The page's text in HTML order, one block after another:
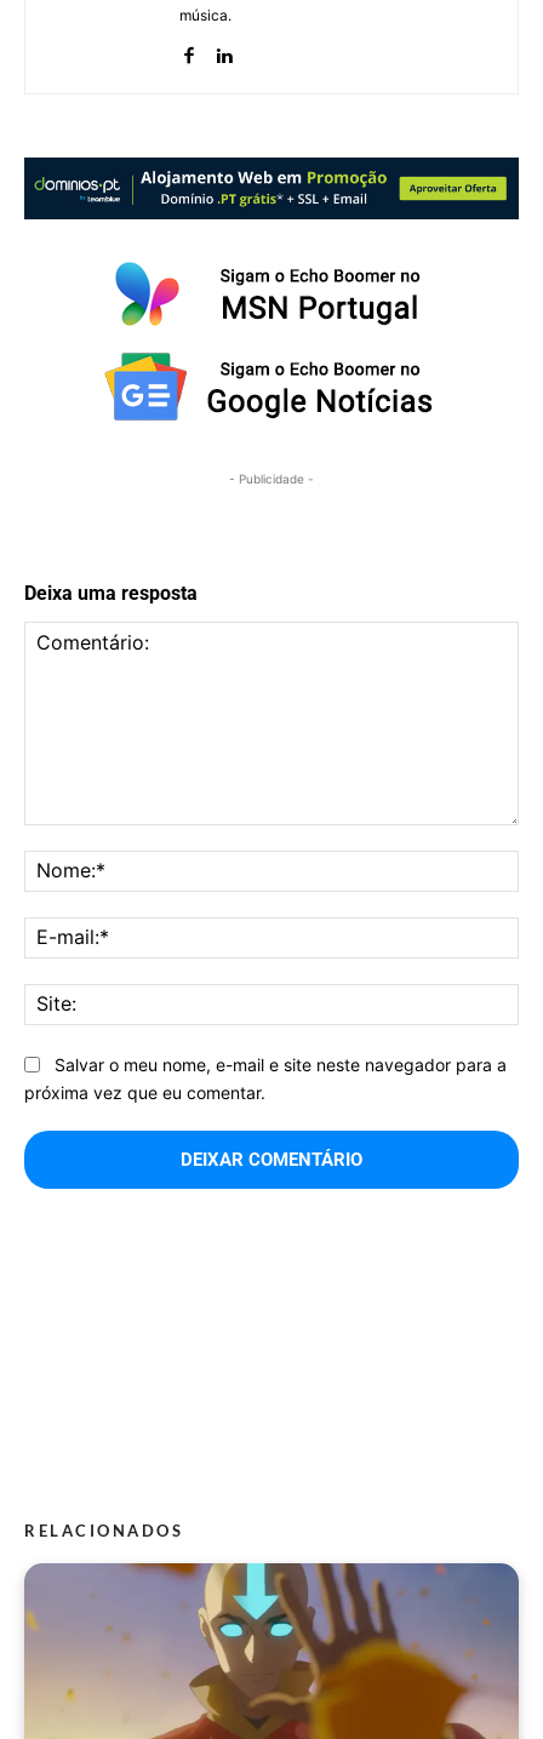
música.
- Publicidade -
Deixa uma resposta
Salvar o meu nome, e-mail e site neste navegador para a
próxima vez que eu comentar.
RELACIONADOS